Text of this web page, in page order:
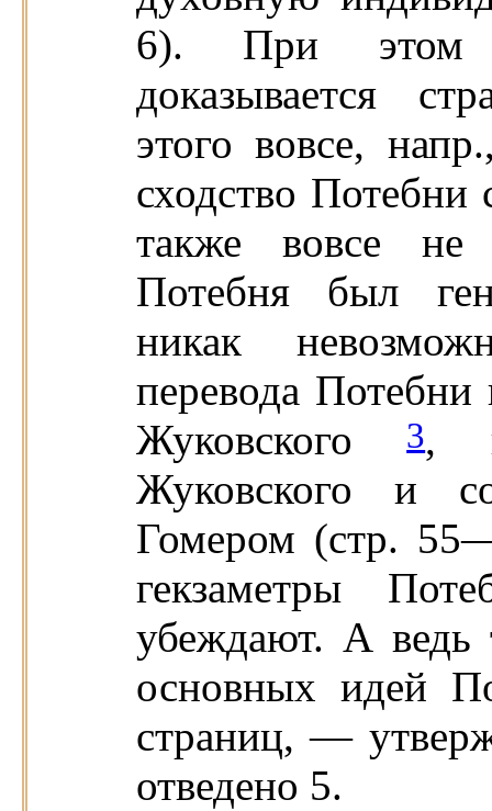
6). При этом
доказывается
этого вовсе,
сходство
также вовсе не
Потебня был
никак
перевода
Жуковского3,
Жуковского и
Гомером (стр.
гекзаметры
убеждают. А ведь
основных идей
страниц, —
отведено 5.